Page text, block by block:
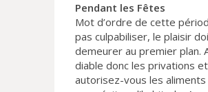
Pendant les Fêtes
Mot d’ordre de cette
pas culpabiliser, le plaisir
demeurer au premier plan.
diable donc les privations et
autorisez-vous les aliments